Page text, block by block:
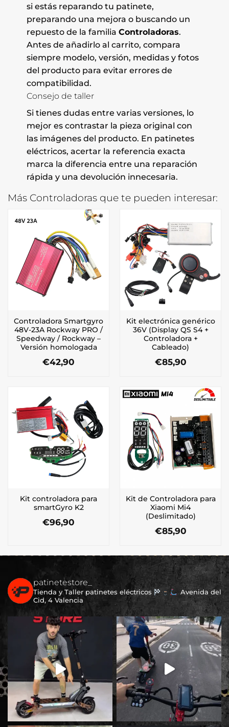
si estás reparando tu patinete,
preparando una mejora o buscando un
repuesto de la familia Controladoras.
Antes de añadirlo al carrito, compara
siempre modelo, versión, medidas y fotos
del producto para evitar errores de
compatibilidad.
Consejo de taller
Si tienes dudas entre varias versiones, lo
mejor es contrastar la pieza original con
las imágenes del producto. En patinetes
eléctricos, acertar la referencia exacta
marca la diferencia entre una reparación
rápida y una devolución innecesaria.
Más Controladoras que te pueden interesar:
Controladora Smartgyro
48V-23A Rockway PRO /
Speedway / Rockway –
Versión homologada
€42,90
Kit electrónica genérico
36V (Display QS S4 +
Controladora +
Cableado)
€85,90
Kit controladora para
smartGyro K2
€96,90
Kit de Controladora para
Xiaomi Mi4
(Deslimitado)
€85,90
patinetestore_
Tienda y Taller patinetes eléctricos
Avenida del
Cid, 4 Valencia